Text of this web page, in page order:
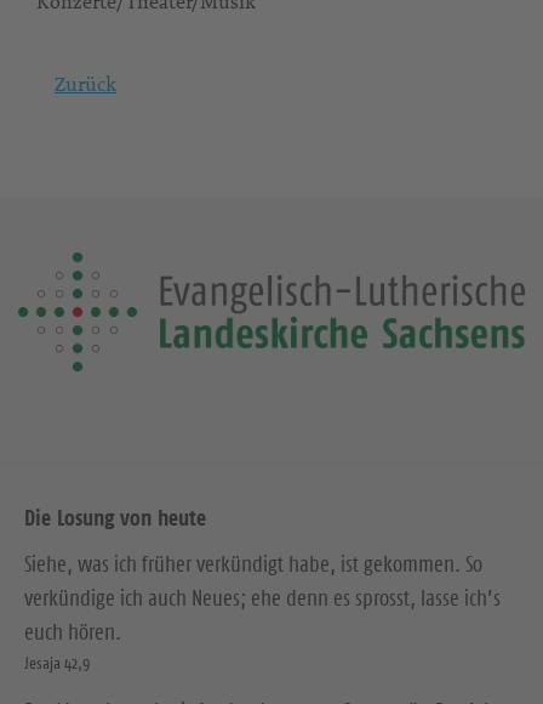
Zurück
Die Losung von heute
Siehe, was ich früher verkündigt habe, ist gekommen. So
verkündige ich auch Neues; ehe denn es sprosst, lasse ich’s
euch hören.
Jesaja 42,9